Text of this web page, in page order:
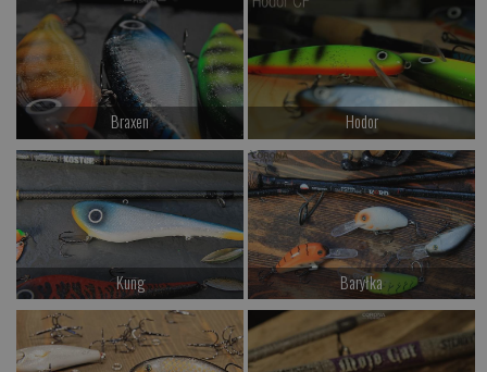
Braxen
od 177.00 PLN
Kup teraz >
Hodor
od 127.00 PLN
Kup teraz >
Kung
od 147.00 PLN
Kup teraz >
Baryłka
od 77.00 PLN
Kup teraz >